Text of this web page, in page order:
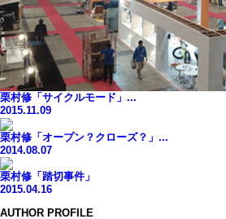
栗村修「サイクルモード」...
2015.11.09
栗村修「オープン？クローズ？」...
2014.08.07
栗村修「踏切事件」
2015.04.16
AUTHOR PROFILE